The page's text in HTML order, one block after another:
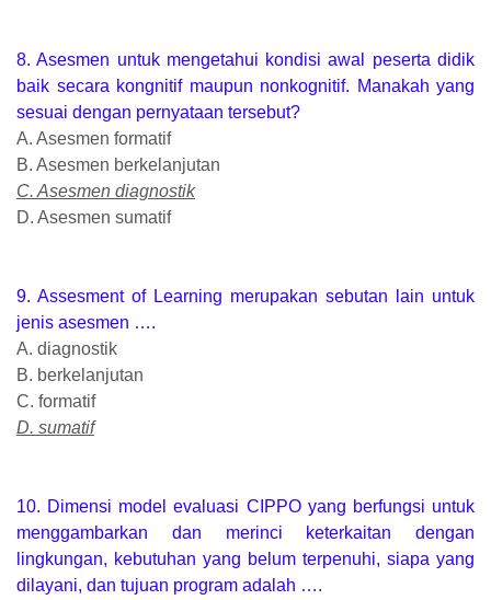
8. Asesmen untuk mengetahui kondisi awal peserta didik
baik secara kongnitif maupun nonkognitif. Manakah yang
sesuai dengan pernyataan tersebut?
A. Asesmen formatif
B. Asesmen berkelanjutan
C. Asesmen diagnostik
D. Asesmen sumatif
9. Assesment of Learning merupakan sebutan lain untuk
jenis asesmen ….
A. diagnostik
B. berkelanjutan
C. formatif
D. sumatif
10. Dimensi model evaluasi CIPPO yang berfungsi untuk
menggambarkan dan merinci keterkaitan dengan
lingkungan, kebutuhan yang belum terpenuhi, siapa yang
dilayani, dan tujuan program adalah ….